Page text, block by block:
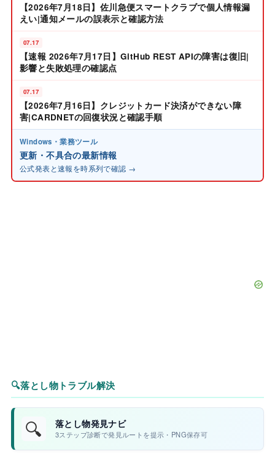
【2026年7月18日】佐川急便スマートクラブで個人情報漏
えい|通知メールの誤表示と確認方法
07.17
【速報 2026年7月17日】GitHub REST APIの障害は復旧|
影響と失敗処理の確認点
07.17
【2026年7月16日】クレジットカード決済ができない障
害|CARDNETの回復状況と確認手順
Windows・業務ツール
更新・不具合の最新情報
公式発表と速報を時系列で確認 →
🔍落とし物トラブル解決
🔍 落とし物発見ナビ
3ステップ診断で発見ルートを提示・PNG保存可